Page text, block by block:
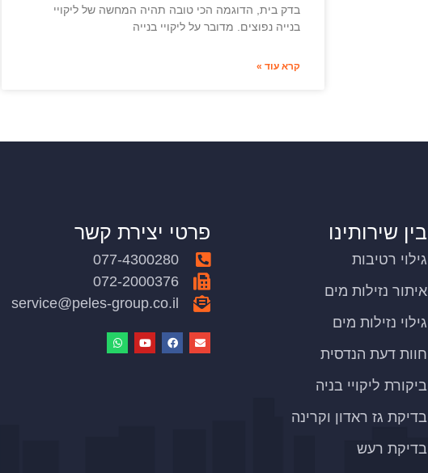
בדק בית, הדוגמה הכי טובה תהיה המחשה של ליקויי
בנייה נפוצים. מדובר על ליקויי בנייה
קרא עוד »
בין שירותינו
גילוי רטיבות
איתור נזילות מים
גילוי נזילות מים
חוות דעת הנדסית
ביקורת ליקויי בניה
בדיקת גז ראדון וקרינה
בדיקת רעש
פרטי יצירת קשר
077-4300280
072-2000376
service@peles-group.co.il